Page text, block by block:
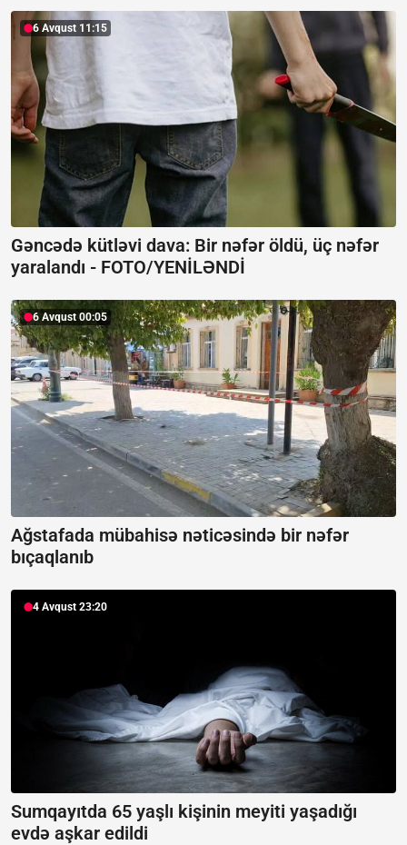
6 Avqust 11:15
Gəncədə kütləvi dava: Bir nəfər öldü, üç nəfər
yaralandı - FOTO/YENİLƏNDİ
6 Avqust 00:05
Ağstafada mübahisə nəticəsində bir nəfər
bıçaqlanıb
4 Avqust 23:20
Sumqayıtda 65 yaşlı kişinin meyiti yaşadığı
evdə aşkar edildi